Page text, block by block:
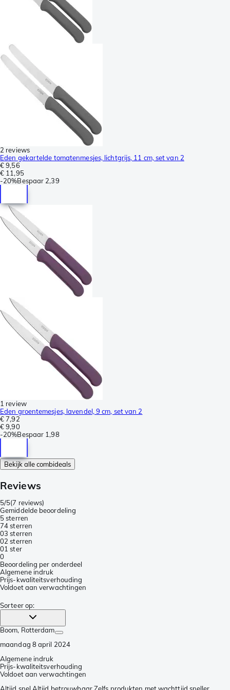
2 reviews
Eden gekartelde tomatenmesjes, lichtgrijs, 11 cm, set van 2
€ 9,56
€ 11,95
-20%Bespaar 2,39
1 review
Eden groentemesjes, lavendel, 9 cm, set van 2
€ 7,92
€ 9,90
-20%Bespaar 1,98
Bekijk alle combideals
Reviews
5/5(7 reviews)
Gemiddelde beoordeling
5 sterren
74 sterren
03 sterren
02 sterren
01 ster
0
Beoordeling per onderdeel
Algemene indruk
Prijs-kwaliteitsverhouding
Voldoet aan verwachtingen
Sorteer op:
Boom, Rotterdam
maandag 8 april 2024
Algemene indruk
Prijs-kwaliteitsverhouding
Voldoet aan verwachtingen